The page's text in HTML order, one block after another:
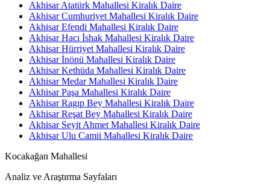
Akhisar Atatürk Mahallesi Kiralık Daire
Akhisar Cumhuriyet Mahallesi Kiralık Daire
Akhisar Efendi Mahallesi Kiralık Daire
Akhisar Hacı İshak Mahallesi Kiralık Daire
Akhisar Hürriyet Mahallesi Kiralık Daire
Akhisar İnönü Mahallesi Kiralık Daire
Akhisar Kethüda Mahallesi Kiralık Daire
Akhisar Medar Mahallesi Kiralık Daire
Akhisar Paşa Mahallesi Kiralık Daire
Akhisar Ragıp Bey Mahallesi Kiralık Daire
Akhisar Reşat Bey Mahallesi Kiralık Daire
Akhisar Seyit Ahmet Mahallesi Kiralık Daire
Akhisar Ulu Camii Mahallesi Kiralık Daire
Kocakağan Mahallesi
Analiz ve Araştırma Sayfaları